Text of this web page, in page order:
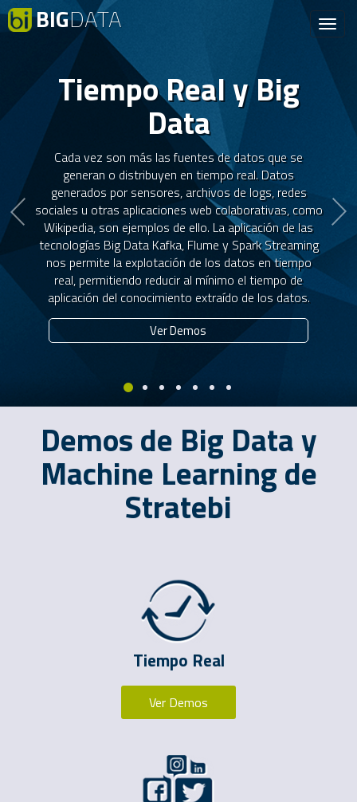
Toggle
BIGDATA
Tiempo Real y Big
Data
Cada vez son más las fuentes de datos que se
generan o distribuyen en tiempo real. Datos
generados por sensores, archivos de logs, redes
sociales u otras aplicaciones web colaborativas, como
Wikipedia, son ejemplos de ello. La aplicación de las
tecnologías Big Data Kafka, Flume y Spark Streaming
nos permite la explotación de los datos en tiempo
real, permitiendo reducir al mínimo el tiempo de
aplicación del conocimiento extraído de los datos.
Ver Demos
Demos de Big Data y
Machine Learning de
Stratebi
Tiempo Real
Ver Demos